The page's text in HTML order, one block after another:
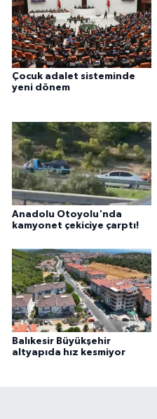
Çocuk adalet sisteminde
yeni dönem
Anadolu Otoyolu'nda
kamyonet çekiciye çarptı!
Balıkesir Büyükşehir
altyapıda hız kesmiyor